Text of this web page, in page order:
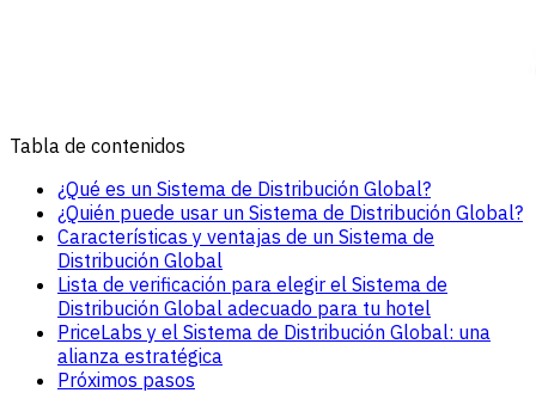
Tabla de contenidos
¿Qué es un Sistema de Distribución Global?
¿Quién puede usar un Sistema de Distribución Global?
Características y ventajas de un Sistema de
Distribución Global
Lista de verificación para elegir el Sistema de
Distribución Global adecuado para tu hotel
PriceLabs y el Sistema de Distribución Global: una
alianza estratégica
Próximos pasos